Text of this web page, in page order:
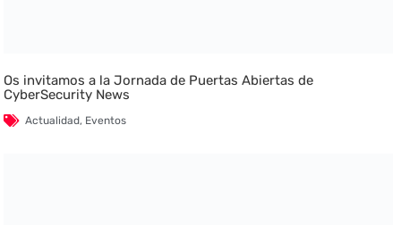
Os invitamos a la Jornada de Puertas Abiertas de
CyberSecurity News
Actualidad, Eventos